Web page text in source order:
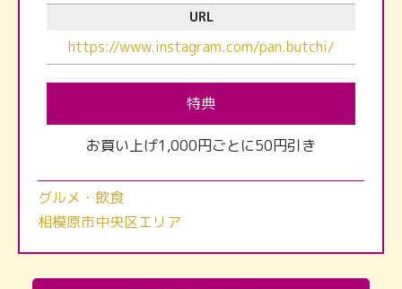
URL
https://www.instagram.com/pan.butchi/
特典
お買い上げ1,000円ごとに50円引き
グルメ・飲食
相模原市中央区エリア